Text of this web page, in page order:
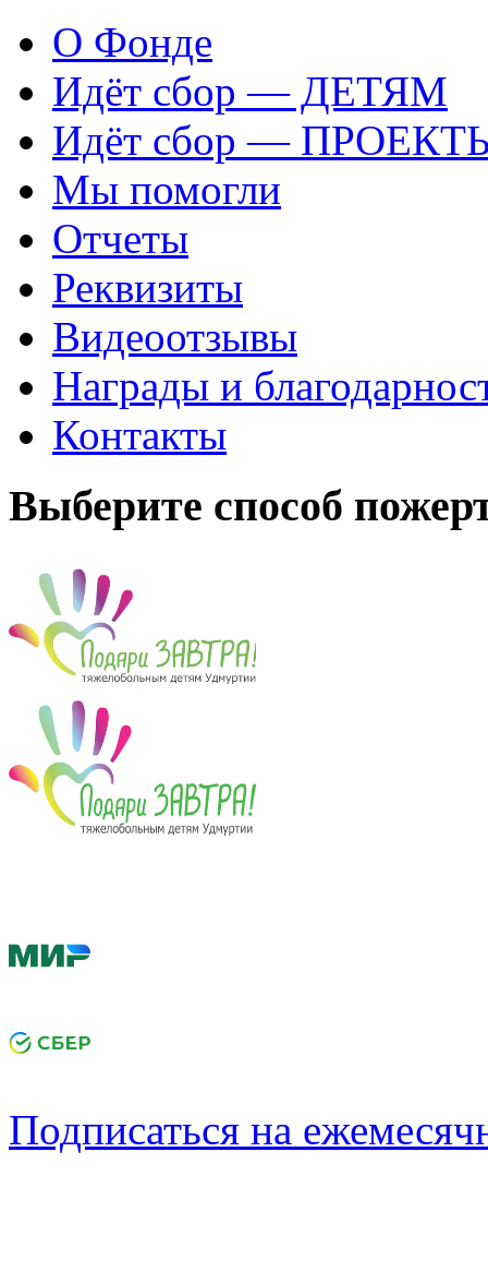
О Фонде
Идёт сбор — ДЕТЯМ
Идёт сбор —
Мы помогли
Отчеты
Реквизиты
Видеоотзывы
Награды и
Контакты
Выберите способ
Подписаться на